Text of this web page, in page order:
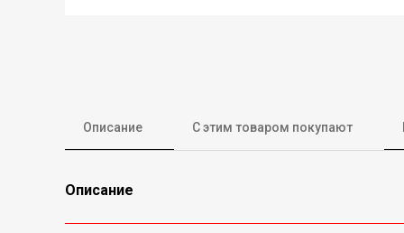
Описание С этим товаром покупают
Описание